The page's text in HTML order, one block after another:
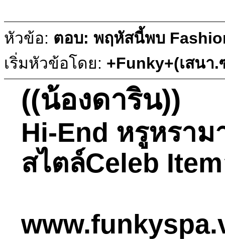
หัวข้อ: ตอบ: พฤหัสนี้พบ
เริ่มหัวข้อโดย: +Funky+(เสนา
((น้องดาริน))
Hi-End หรูหรา
สไตล์Celeb